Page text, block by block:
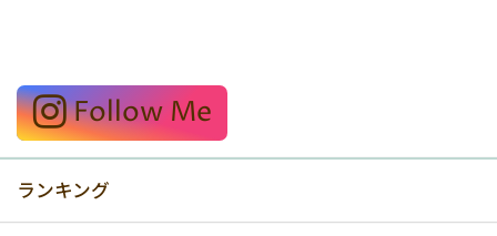
Follow Me
ランキング